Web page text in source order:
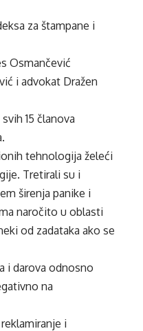
za štampane i
Osmančević
i advokat Dražen
15 članova
tehnologija želeći
Tretirali su i
širenja panike i
naročito u oblasti
od zadataka ako se
i darova odnosno
na
i